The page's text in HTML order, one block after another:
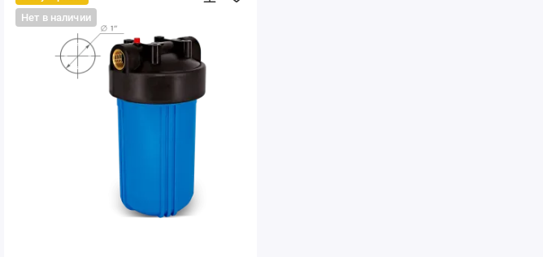
Нет в наличии